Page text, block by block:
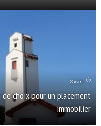
Suivant
choix pour un placement
immobilier